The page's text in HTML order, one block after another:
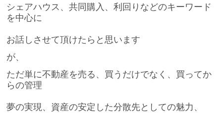
シェアハウス、共同購入、利回りなどのキーワード
を中心に
お話しさせて頂けたらと思います
が、
ただ単に不動産を売る、買うだけでなく、買ってか
らの管理
夢の実現、資産の安定した分散先としての魅力、